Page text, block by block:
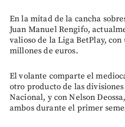
En la mitad de la cancha
Juan Manuel Rengifo,
valioso de la Liga BetPlay,
millones de euros.
El volante comparte el
otro producto de las
Nacional, y con Nelson
ambos durante el primer